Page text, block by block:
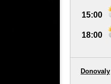
15:00
18:00
Donovaly